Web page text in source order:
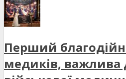
Перший
медиків, важлива